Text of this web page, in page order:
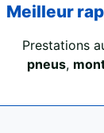
Meilleur
Prestations
pneus,